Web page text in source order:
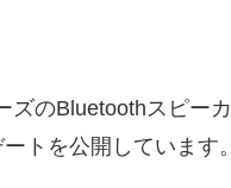
のBluetoothスピー
トを公開しています